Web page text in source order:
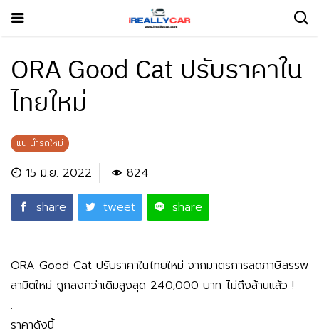
ORA Good Cat ปรับราคาใน
ไทยใหม่
แนะนำรถใหม่
15 มิ.ย. 2022
824
share
tweet share
ORA Good Cat ปรับราคาในไทยใหม่ จากมาตรการลดภาษีสรรพ
สามิตใหม่ ถูกลงกว่าเดิมสูงสุด 240,000 บาท ไม่ถึงล้านแล้ว !
.
ราคาดังนี้